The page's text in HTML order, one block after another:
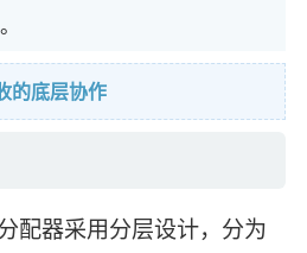
的底层协作
配器采用分层设计，分为